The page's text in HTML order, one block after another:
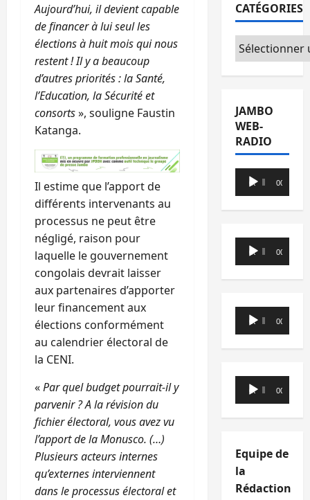
Aujourd’hui, il devient capable
de financer à lui seul les
élections à huit mois qui nous
restent ! Il y a beaucoup
d’autres priorités : la Santé,
l’Education, la Sécurité et
consorts», souligne Faustin
Katanga.
Il estime que l’apport de
différents intervenants au
processus ne peut être
négligé, raison pour
laquelle le gouvernement
congolais devrait laisser
aux partenaires d’apporter
leur financement aux
élections conformément
au calendrier électoral de
la CENI.
«Par quel budget pourrait-il y
parvenir ? A la révision du
fichier électoral, vous avez vu
l’apport de la Monusco. (…)
Plusieurs acteurs internes
qu’externes interviennent
dans le processus électoral et
CATÉGORIES
Catégories
JAMBO
WEB-
RADIO
Lecteur
audio
00:00 00:00
Lecteur
audio
00:00 00:00
Lecteur
audio
00:00 00:00
Lecteur
audio
00:00 00:00
Equipe de
la
Rédaction